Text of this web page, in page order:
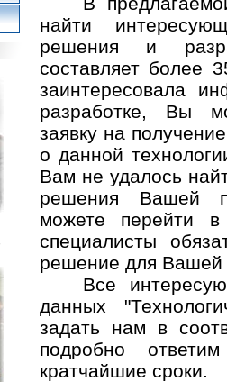
найти
решения и
составляет более
заинтересовала
разработке, Вы
заявку на
о данной
Вам не удалось
решения Вашей
можете перейти
специалисты
решение для Вашей
Все
данных
задать нам в
подробно
кратчайшие сроки.